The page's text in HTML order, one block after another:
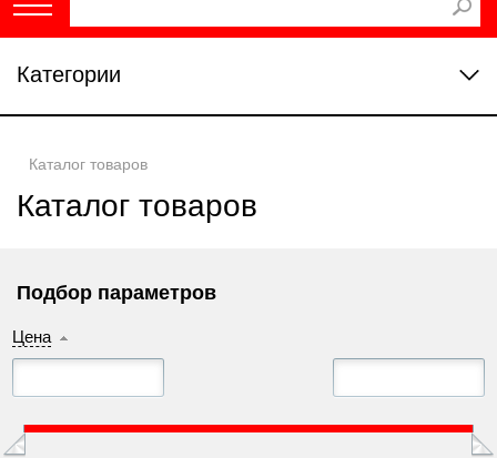
Категории
Каталог товаров
Каталог товаров
Подбор параметров
Цена